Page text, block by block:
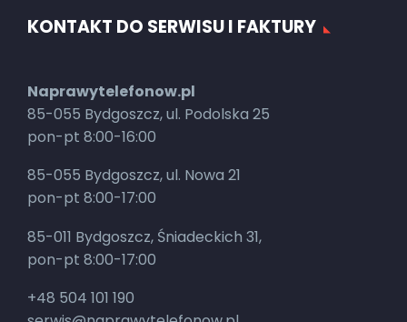
KONTAKT DO SERWISU I FAKTURY
Naprawytelefonow.pl
85-055 Bydgoszcz, ul. Podolska 25
pon-pt 8:00-16:00
85-055 Bydgoszcz, ul. Nowa 21
pon-pt 8:00-17:00
85-011 Bydgoszcz, Śniadeckich 31,
pon-pt 8:00-17:00
+48 504 101 190